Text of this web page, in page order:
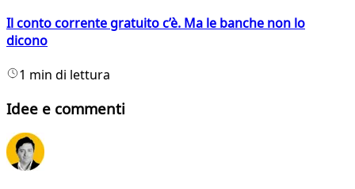
Il conto corrente gratuito c’è. Ma le banche non lo
dicono
1 min di lettura
Idee e commenti